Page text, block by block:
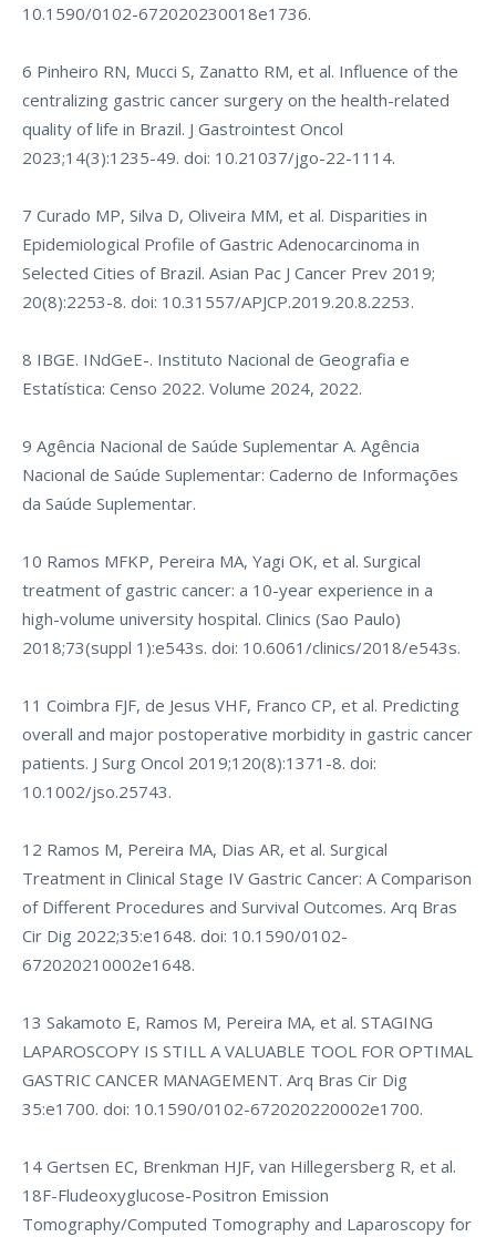
10.1590/0102-672020230018e1736.
6 Pinheiro RN, Mucci S, Zanatto RM, et al. Influence of the
centralizing gastric cancer surgery on the health-related
quality of life in Brazil. J Gastrointest Oncol
2023;14(3):1235-49. doi: 10.21037/jgo-22-1114.
7 Curado MP, Silva D, Oliveira MM, et al. Disparities in
Epidemiological Profile of Gastric Adenocarcinoma in
Selected Cities of Brazil. Asian Pac J Cancer Prev 2019;
20(8):2253-8. doi: 10.31557/APJCP.2019.20.8.2253.
8 IBGE. INdGeE-. Instituto Nacional de Geografia e
Estatística: Censo 2022. Volume 2024, 2022.
9 Agência Nacional de Saúde Suplementar A. Agência
Nacional de Saúde Suplementar: Caderno de Informações
da Saúde Suplementar.
10 Ramos MFKP, Pereira MA, Yagi OK, et al. Surgical
treatment of gastric cancer: a 10-year experience in a
high-volume university hospital. Clinics (Sao Paulo)
2018;73(suppl 1):e543s. doi: 10.6061/clinics/2018/e543s.
11 Coimbra FJF, de Jesus VHF, Franco CP, et al. Predicting
overall and major postoperative morbidity in gastric cancer
patients. J Surg Oncol 2019;120(8):1371-8. doi:
10.1002/jso.25743.
12 Ramos M, Pereira MA, Dias AR, et al. Surgical
Treatment in Clinical Stage IV Gastric Cancer: A Comparison
of Different Procedures and Survival Outcomes. Arq Bras
Cir Dig 2022;35:e1648. doi: 10.1590/0102-
672020210002e1648.
13 Sakamoto E, Ramos M, Pereira MA, et al. STAGING
LAPAROSCOPY IS STILL A VALUABLE TOOL FOR OPTIMAL
GASTRIC CANCER MANAGEMENT. Arq Bras Cir Dig
35:e1700. doi: 10.1590/0102-672020220002e1700.
14 Gertsen EC, Brenkman HJF, van Hillegersberg R, et al.
18F-Fludeoxyglucose-Positron Emission
Tomography/Computed Tomography and Laparoscopy for